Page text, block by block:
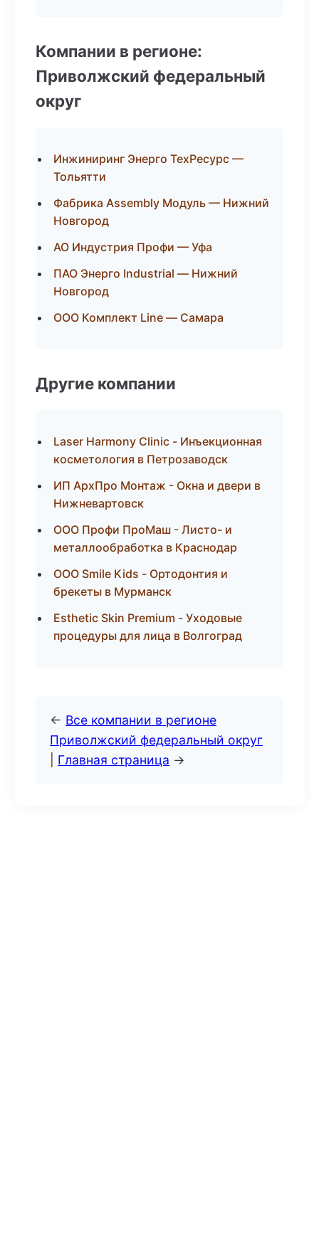
Компании в регионе:
Приволжский федеральный
округ
Инжиниринг Энерго ТехРесурс —
Тольятти
Фабрика Assembly Модуль — Нижний
Новгород
АО Индустрия Профи — Уфа
ПАО Энерго Industrial — Нижний
Новгород
ООО Комплект Line — Самара
Другие компании
Laser Harmony Clinic - Инъекционная
косметология в Петрозаводск
ИП АрхПро Монтаж - Окна и двери в
Нижневартовск
ООО Профи ПроМаш - Листо- и
металлообработка в Краснодар
ООО Smile Kids - Ортодонтия и
брекеты в Мурманск
Esthetic Skin Premium - Уходовые
процедуры для лица в Волгоград
← Все компании в регионе
Приволжский федеральный округ
Главная страница →